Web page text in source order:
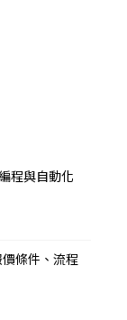
程與自動化
條件、流程